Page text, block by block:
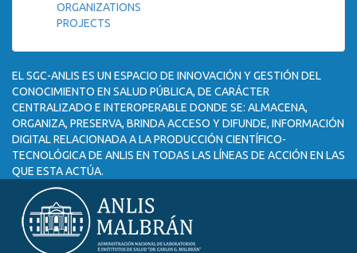
ORGANIZATIONS
PROJECTS
EL SGC-ANLIS ES UN ESPACIO DE INNOVACIÓN Y GESTIÓN DEL
CONOCIMIENTO EN SALUD PÚBLICA, DE CARÁCTER
CENTRALIZADO E INTEROPERABLE DONDE SE: ALMACENA,
ORGANIZA, PRESERVA, BRINDA ACCESO Y DIFUNDE, INFORMACIÓN
DIGITAL RELACIONADA A LA PRODUCCIÓN CIENTÍFICO-
TECNOLÓGICA DE ANLIS EN TODAS LAS LÍNEAS DE ACCIÓN EN LAS
QUE ESTA ACTÚA.